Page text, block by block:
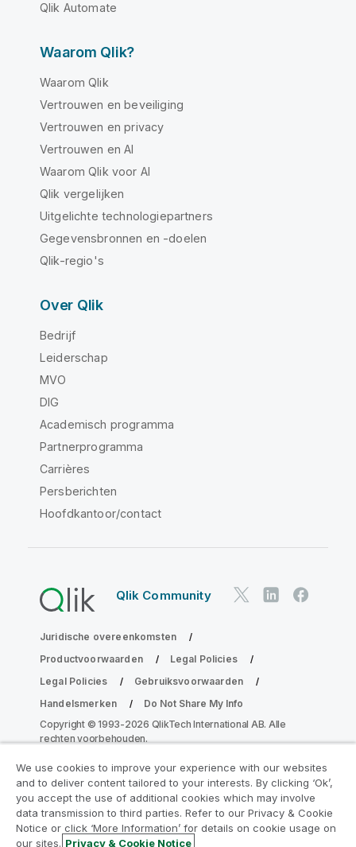
Qlik Automate
Waarom Qlik?
Waarom Qlik
Vertrouwen en beveiliging
Vertrouwen en privacy
Vertrouwen en AI
Waarom Qlik voor AI
Qlik vergelijken
Uitgelichte technologiepartners
Gegevensbronnen en -doelen
Qlik-regio's
Over Qlik
Bedrijf
Leiderschap
MVO
DIG
Academisch programma
Partnerprogramma
Carrières
Persberichten
Hoofdkantoor/contact
Qlik Community
Juridische overeenkomsten
Productvoorwaarden
Legal Policies
Legal Policies
Gebruiksvoorwaarden
Handelsmerken
Do Not Share My Info
Copyright © 1993-2026 QlikTech International AB. Alle
rechten voorbehouden.
Neem deel aan het Analytics
Modernization Program
We use cookies to improve your experience with our websites
and to deliver content tailored to your interests. By clicking ‘Ok’,
you accept the use of additional cookies which may involve
data transmission to third parties. Refer to our Privacy & Cookie
Notice or click ‘More Information’ for details on cookie usage on
our sites. Privacy & Cookie Notice